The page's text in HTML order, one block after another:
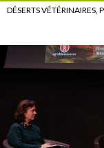
DÉSERTS VÉTÉRINAIRES,